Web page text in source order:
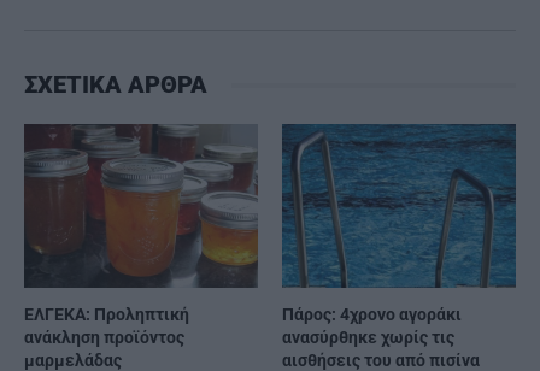
ΣΧΕΤΙΚΑ ΑΡΘΡΑ
ΕΛΓΕΚΑ: Προληπτική
ανάκληση προϊόντος
μαρμελάδας
Πάρος: 4χρονο αγοράκι
ανασύρθηκε χωρίς τις
αισθήσεις του από πισίνα